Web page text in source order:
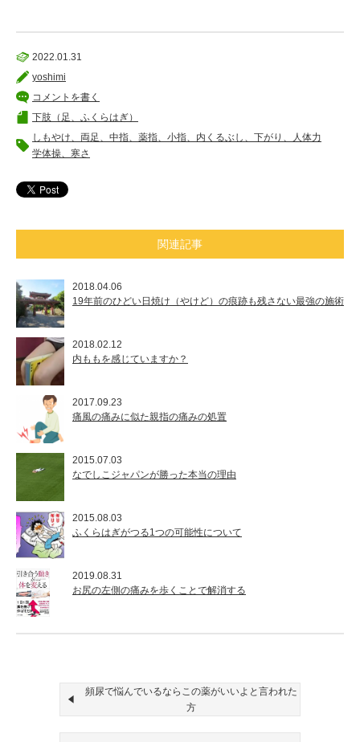
2022.01.31
yoshimi
コメントを書く
下肢（足、ふくらはぎ）
しもやけ、両足、中指、薬指、小指、内くるぶし、下がり、人体力
学体操、寒さ
関連記事
2018.04.06
19年前のひどい日焼け（やけど）の痕跡も残さない最強の施術
2018.02.12
内ももを感じていますか？
2017.09.23
痛風の痛みに似た親指の痛みの処置
2015.07.03
なでしこジャパンが勝った本当の理由
2015.08.03
ふくらはぎがつる1つの可能性について
2019.08.31
お尻の左側の痛みを歩くことで解消する
頻尿で悩んでいるならこの薬がいいよと言われた
方